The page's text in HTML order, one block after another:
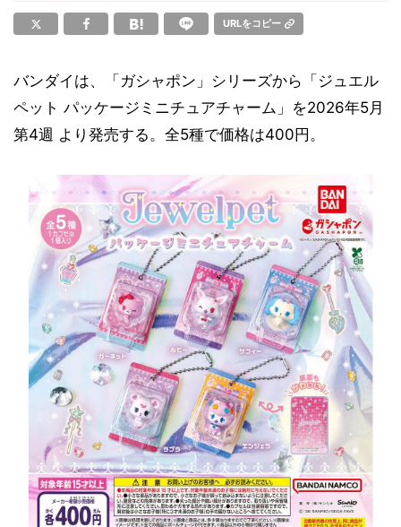
URLをコピー
バンダイは、「ガシャポン」シリーズから「ジュエル
ペット パッケージミニチュアチャーム」を2026年5月
第4週 より発売する。全5種で価格は400円。